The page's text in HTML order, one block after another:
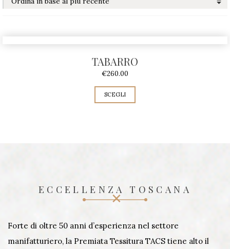
TABARRO
€260.00
SCEGLI
ECCELLENZA TOSCANA
Forte di oltre 50 anni d’esperienza nel settore
manifatturiero, la Premiata Tessitura TACS tiene alto il